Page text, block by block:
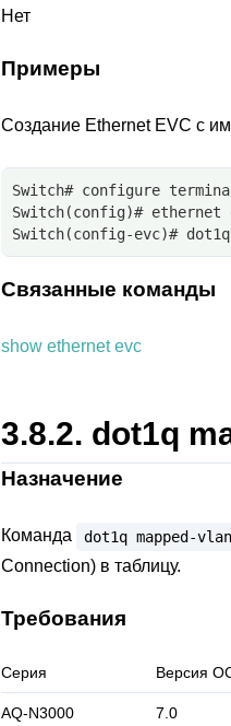
Нет
Примеры
Создание Ethernet EVC с
Switch# configure
Switch(config)# ethernet
Switch(config-evc)# dot1q
Связанные команды
show ethernet evc
3.8.2. dot1q
Назначение
Команда dot1q mapped-vlan
Connection) в таблицу.
Требования
Серия Версия
AQ-N3000 7.0